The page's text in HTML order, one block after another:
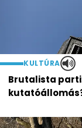
KULTÚRA
Brutalista